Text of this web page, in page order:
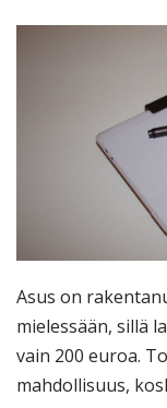
Asus on
mielessään, sillä
vain 200 euroa.
mahdollisuus,